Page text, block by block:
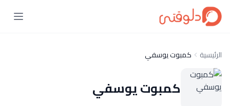
الرئيسية كمبوت يوسفي
كمبوت يوسفي